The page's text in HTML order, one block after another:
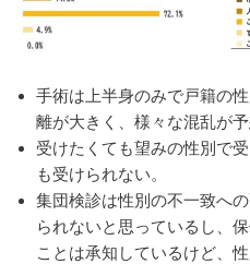
手術は上半身のみで戸籍の
離が大きく、様々な混乱が予
受けたくても望みの性別で
も受けられない。
集団検診は性別の不一致へ
られないと思っているし、
ことは承知しているけど、